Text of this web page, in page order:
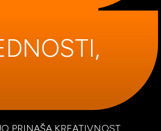
PRINAŠA KREATIVNOST